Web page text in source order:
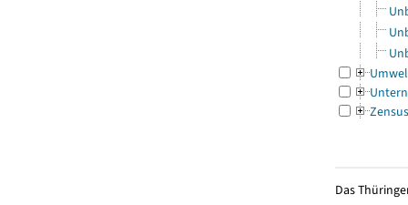
Zensus
Das